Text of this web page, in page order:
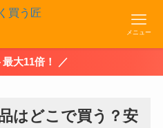
メニュー
最大11倍！ ／
はどこで買う？安